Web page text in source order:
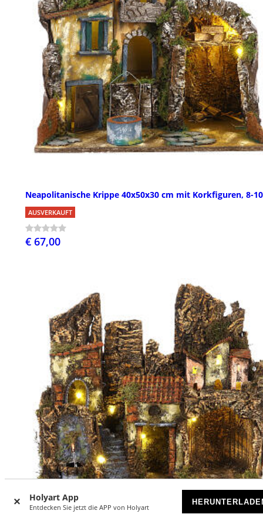
Holyart App
Entdecken Sie jetzt die APP von Holyart
Neapolitanische Krippe 40x50x30 cm mit Korkfiguren, 8-
AUSVERKAUFT
€ 67,00